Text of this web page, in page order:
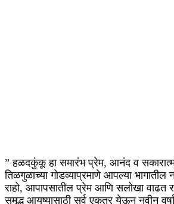
” हळदकुंकू हा समारंभ प्रेम, आनंद व
तिळगुळाच्या गोडव्याप्रमाणे आपल्या भागातील
राहो, आपापसातील प्रेम आणि सलोखा वाढत
समृद्ध आयुष्यासाठी सर्व एकत्र येऊन नवीन